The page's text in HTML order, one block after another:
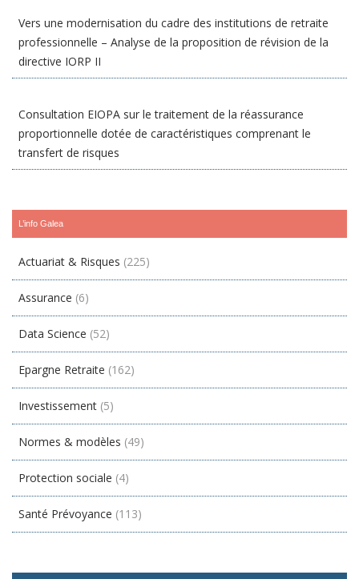
Vers une modernisation du cadre des institutions de retraite
professionnelle – Analyse de la proposition de révision de la
directive IORP II
Consultation EIOPA sur le traitement de la réassurance
proportionnelle dotée de caractéristiques comprenant le
transfert de risques
L’info Galea
Actuariat & Risques (225)
Assurance (6)
Data Science (52)
Epargne Retraite (162)
Investissement (5)
Normes & modèles (49)
Protection sociale (4)
Santé Prévoyance (113)